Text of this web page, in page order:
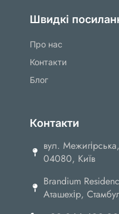
Швидкі
Про нас
Контакти
Блог
Контакти
вул.
04080, Київ
Brandium
Аташехір,